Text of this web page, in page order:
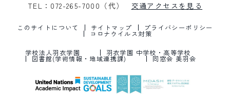
TEL：072-265-7000（代）
交通アクセスを見る
このサイトについて サイトマップ プライバシーポリシー
コロナウイルス対策
学校法人羽衣学園 羽衣学園 中学校・高等学校
図書館(学術情報・地域連携課) 同窓会 美羽会